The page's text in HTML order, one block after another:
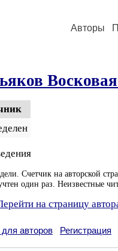
Авторы
Счетчик на авторской
один раз. Неизвестные
на страницу
авторов Регистрация